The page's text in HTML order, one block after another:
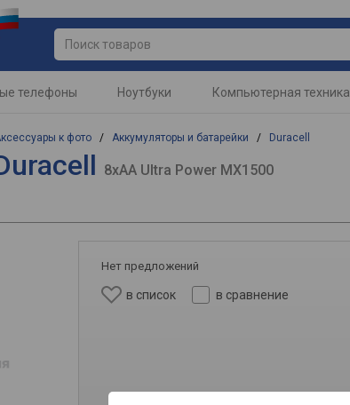
телефоны Ноутбуки Компьютерная техника
к фото / Аккумуляторы и батарейки / Duracell
8xAA Ultra Power MX1500
Нет предложений
в список в сравнение